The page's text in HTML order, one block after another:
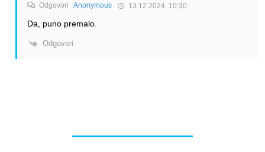
Odgovori Anonymous 13.12.2024. 10:30
Da, puno premalo.
Odgovori